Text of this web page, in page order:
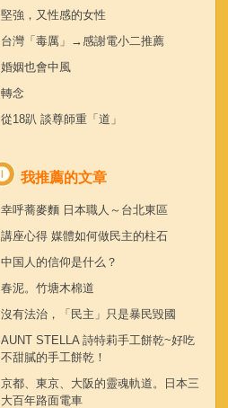
堅強，又性感的女性
台灣「毒厲」→感謝電小二推薦
婚姻也會中風
轉念
從18趴 談尊師重「道」
我推薦的文章
幸呼蕎麥麵 日本職人～台北東區
講座心得 媒體如何做民主的柱石
中国人的信仰是什么？
春泥。竹塘木棉道
沒有法治，「民主」只是暴民毀國
AUNT STELLA 詩特莉手工餅乾~好吃
不甜膩的手工餅乾！
京都、東京、大阪的靈魂軌道。日本三
大百年路面電車